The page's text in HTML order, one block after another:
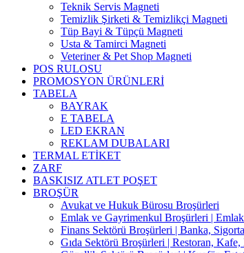
Teknik Servis Magneti
Temizlik Şirketi & Temizlikçi Magneti
Tüp Bayi & Tüpçü Magneti
Usta & Tamirci Magneti
Veteriner & Pet Shop Magneti
POS RULOSU
PROMOSYON ÜRÜNLERİ
TABELA
BAYRAK
E TABELA
LED EKRAN
REKLAM DUBALARI
TERMAL ETİKET
ZARF
BASKISIZ ATLET POŞET
BROŞÜR
Avukat ve Hukuk Bürosu Broşürleri
Emlak ve Gayrimenkul Broşürleri |
Finans Sektörü Broşürleri | Banka,
Gıda Sektörü Broşürleri | Restoran,